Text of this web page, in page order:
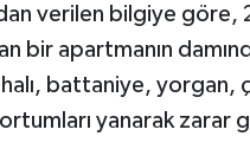
verilen bilgiye
bir apartmanın
battaniye, yorgan,
hortumları yanarak zarar